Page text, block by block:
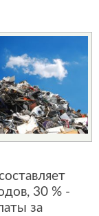
30 % -
за